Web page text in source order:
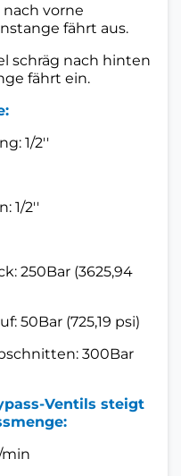
vorne
fährt aus.
schräg nach hinten
fährt ein.
1/2''
1/2''
250Bar (3625,94
50Bar (725,19 psi)
300Bar
Ventils steigt
min